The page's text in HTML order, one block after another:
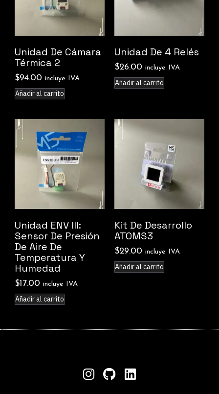
Unidad De Cámara
Térmica 2
$94.00 incluye IVA
Añadir al carrito
Unidad De 4 Relés
$26.00 incluye IVA
Añadir al carrito
Unidad ENV III:
Sensor De Presión
De Aire De
Temperatura Y
Humedad
$17.00 incluye IVA
Añadir al carrito
Kit De Desarrollo
ATOMS3
$29.00 incluye IVA
Añadir al carrito